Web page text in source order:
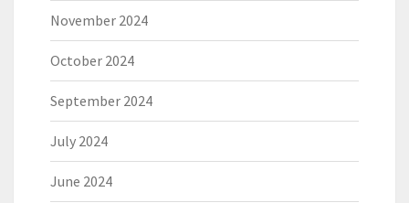
November 2024
October 2024
September 2024
July 2024
June 2024